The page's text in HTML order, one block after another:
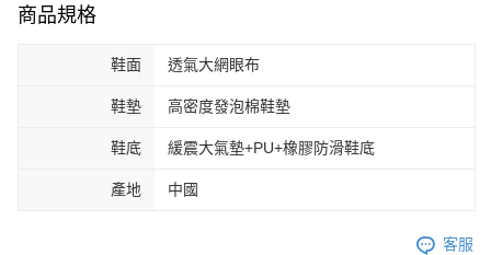
商品規格
鞋面 透氣大網眼布
鞋墊 高密度發泡棉鞋墊
鞋底 緩震大氣墊+PU+橡膠防滑鞋底
產地 中國
客服